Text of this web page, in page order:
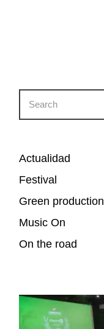
Search
for:
Actualidad
Festival
Green production
Music On
On the road